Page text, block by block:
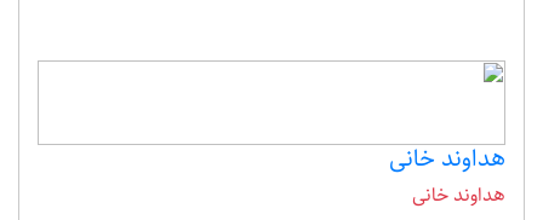
هداوند خانی
هداوند خانی